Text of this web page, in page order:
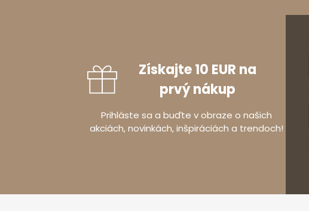
Získajte 10 EUR na
prvý nákup
Prihláste sa a buďte v obraze o našich
akciách, novinkách, inšpiráciách a trendoch!